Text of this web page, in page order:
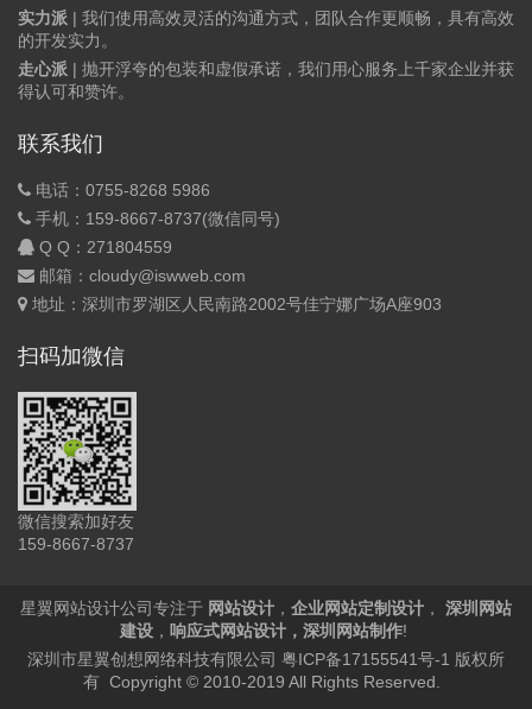
实力派 | 我们使用高效灵活的沟通方式，团队合作更顺畅，具有高效
的开发实力。
走心派 | 抛开浮夸的包装和虚假承诺，我们用心服务上千家企业并获
得认可和赞许。
联系我们
电话：0755-8268 5986
手机：159-8667-8737(微信同号)
Q Q： 271804559
邮箱：cloudy@iswweb.com
地址：深圳市罗湖区人民南路2002号佳宁娜广场A座903
扫码加微信
微信搜索加好友
159-8667-8737
星翼网站设计公司专注于 网站设计 ， 企业网站定制设计 ，
深圳网站
建设 ， 响应式网站设计 ， 深圳网站制作!
深圳市星翼创想网络科技有限公司 粤ICP备17155541号-1 版权所
有 Copyright © 2010-2019 All Rights Reserved.